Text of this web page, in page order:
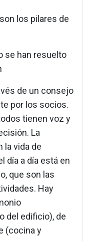
los pilares de
se han resuelto
de un consejo
por los socios.
tienen voz y
La
la vida de
día a día está en
que son las
Hay
del edificio), de
(cocina y